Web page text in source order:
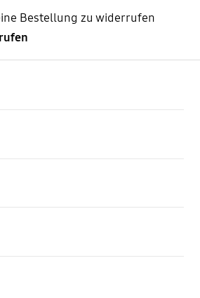
Bestellung zu widerrufen